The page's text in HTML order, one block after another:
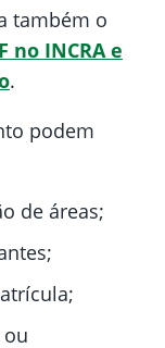
também o
no INCRA e
.
podem
de áreas;